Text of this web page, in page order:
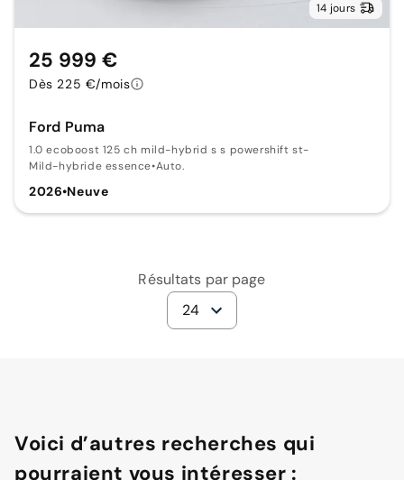
14 jours
Ford Puma
1.0 ecoboost 125 ch mild-hybrid s s powershift st-
Mild-hybride essence•Auto.
2026•Neuve
25 999 €
Dès 225 €/mois
Résultats par page
24
Voici d’autres recherches qui
pourraient vous intéresser :